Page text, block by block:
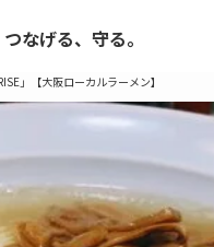
なげる、守る。
」【大阪ローカルラーメン】